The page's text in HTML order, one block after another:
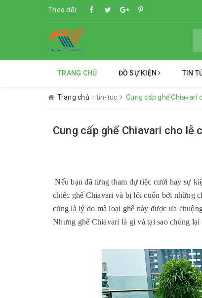
Theo dõi:
TRANG CHỦ ĐỒ SỰ KIỆN TIN
Trang chủ tin-tuc Cung cấp ghế Chiavari
Cung cấp ghế Chiavari cho lễ
Nếu bạn đã từng tham dự tiệc cưới hay sự
chiếc ghế Chiavari và bị lôi cuốn bởi những
cũng là lý do mà loại ghế này được ưa
Nhưng ghế Chiavari là gì và tại sao chúng